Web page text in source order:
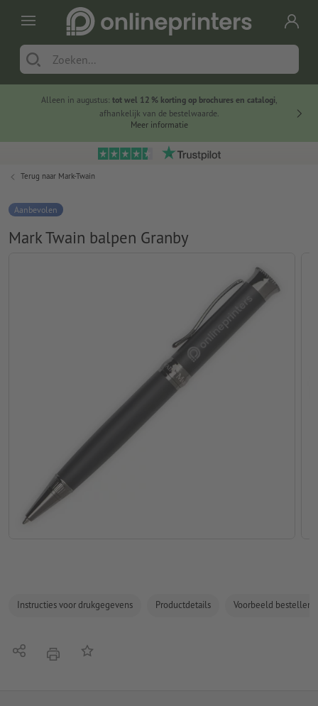
Alleen in augustus: tot wel 12 % korting op brochures en catalogi,
afhankelijk van de bestelwaarde.
Meer informatie
Terug naar Mark-Twain
Aanbevolen
Mark Twain balpen Granby
Instructies voor drukgegevens Productdetails Voorbeeld bestellen
Delen afdrukkenOp de lijst